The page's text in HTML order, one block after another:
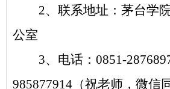
2、 联系地址：茅台学
公室
3、 电话： 0851-
985877914（祝老师， 微信